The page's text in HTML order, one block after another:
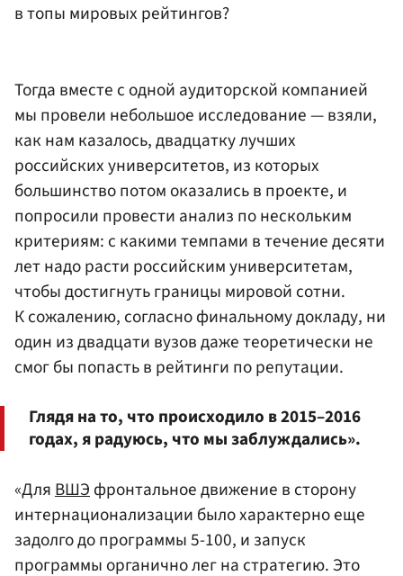
в топы мировых рейтингов?
Тогда вместе с одной аудиторской компанией
мы провели небольшое исследование — взяли,
как нам казалось, двадцатку лучших
российских университетов, из которых
большинство потом оказались в проекте, и
попросили провести анализ по нескольким
критериям: с какими темпами в течение десяти
лет надо расти российским университетам,
чтобы достигнуть границы мировой сотни.
К сожалению, согласно финальному докладу, ни
один из двадцати вузов даже теоретически не
смог бы попасть в рейтинги по репутации.
Глядя на то, что происходило в 2015–2016
годах, я радуюсь, что мы заблуждались».
«ДляВШЭфронтальное движение в сторону
интернационализации было характерно еще
задолго до программы 5-100, и запуск
программы органично лег на стратегию. Это